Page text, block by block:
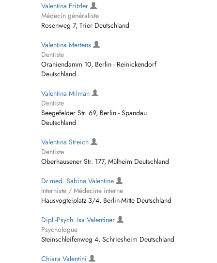
Valentina Fritzler
Médecin généraliste
Rosenweg 7, Trier Deutschland
Valentina Mertens
Dentiste
Oraniendamm 10, Berlin - Reinickendorf
Deutschland
Valentina Milman
Dentiste
Seegefelder Str. 69, Berlin - Spandau
Deutschland
Valentina Streich
Dentiste
Oberhausener Str. 177, Mülheim Deutschland
Dr.med. Sabina Valentine
Interniste / Médecine interne
Hausvogteiplatz 3/4, Berlin-Mitte Deutschland
Dipl.-Psych. Isa Valentiner
Psychologue
Steinschleifenweg 4, Schriesheim Deutschland
Chiara Valentini